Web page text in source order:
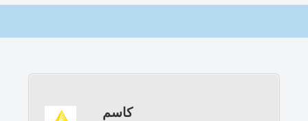
كاسم